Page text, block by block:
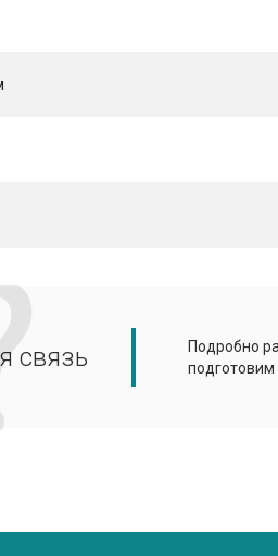
связь
Подробно